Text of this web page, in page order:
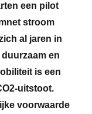
een pilot
stroom
al jaren in
en
is een
uitstoot.
voorwaarde